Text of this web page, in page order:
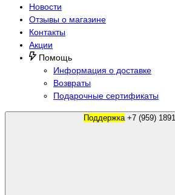
Новости
Отзывы о магазине
Контакты
Акции
Помощь
Информация о доставке
Возвраты
Подарочные сертификаты
Поддержка